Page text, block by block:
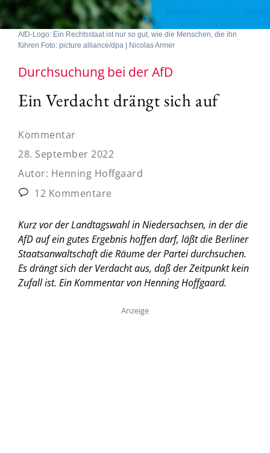
AfD-Logo: Ein Rechtsstaat ist nur so gut, wie die Menschen, die ihn
führen Foto: picture alliance/dpa | Nicolas Armer
Durchsuchung bei der AfD
Ein Verdacht drängt sich auf
Kommentar
28. September 2022
Autor: Henning Hoffgaard
12 Kommentare
Kurz vor der Landtagswahl in Niedersachsen, in der die
AfD auf ein gutes Ergebnis hoffen darf, läßt die Berliner
Staatsanwaltschaft die Räume der Partei durchsuchen.
Es drängt sich der Verdacht aus, daß der Zeitpunkt kein
Zufall ist. Ein Kommentar von Henning Hoffgaard.
Anzeige